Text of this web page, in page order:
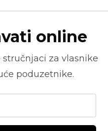
online
stručnjaci za vlasnike
poduzetnike.